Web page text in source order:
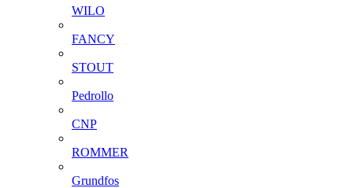
WILO
FANCY
STOUT
Pedrollo
CNP
ROMMER
Grundfos